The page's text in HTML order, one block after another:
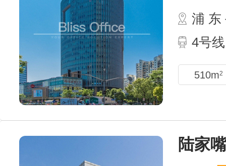
浦 东
4号
510m2
陆家